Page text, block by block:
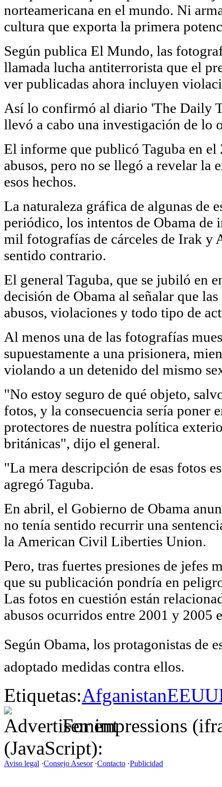
norteamericana en el mundo. Ni
cultura que exporta la primera
Según publica El Mundo, las
llamada lucha antiterrorista que el
ver publicadas ahora incluyen
Así lo confirmó al diario 'The Daily
llevó a cabo una investigación de lo
El informe que publicó Taguba en el
abusos, pero no se llegó a revelar la
esos hechos.
La naturaleza gráfica de algunas de
periódico, los intentos de Obama
mil fotografías de cárceles de Irak y
sentido contrario.
El general Taguba, que se jubiló en
decisión de Obama al señalar que
abusos, violaciones y todo tipo de
Al menos una de las fotografías
supuestamente a una prisionera,
violando a un detenido del mismo
"No estoy seguro de qué objeto,
fotos, y la consecuencia sería poner
protectores de nuestra política
británicas", dijo el general.
"La mera descripción de esas fotos
agregó Taguba.
En abril, el Gobierno de Obama
no tenía sentido recurrir una
la American Civil Liberties Union.
Pero, tras fuertes presiones de jefes
que su publicación pondría en
Las fotos en cuestión están
abusos ocurridos entre 2001 y 2005
Según Obama, los protagonistas de
adoptado medidas contra ellos.
Etiquetas:AfganistanEEUU
For impressions
(JavaScript):
Aviso legal ·Consejo Asesor·Contacto ·Publicidad